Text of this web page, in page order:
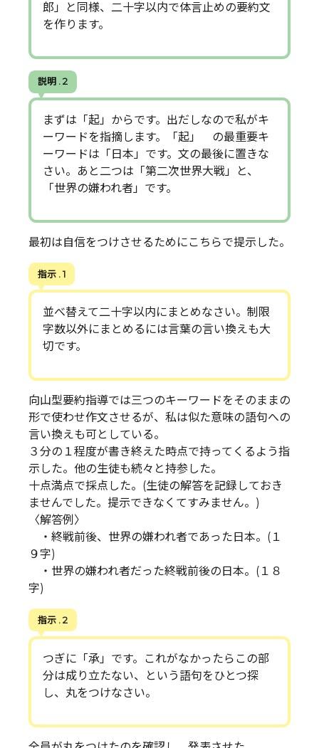
郎」と同様、二十字以内で体言止めの要約文
を作ります。
説明 . 2
まずは「起」からです。出だしなので私がキ
ーワードを指摘します。「起」 の最重要キ
ーワードは「日本」です。文の最後に置きな
さい。あと二つは「第二次世界大戦」と、
「世界の嫌われ者」です。
最初は自信をつけさせるためにこちらで提示した。
指示 . 1
並べ替えて二十字以内にまとめなさい。制限
字数以外にまとめるには言葉の言い換えも大
切です。
向山型要約指導では三つのキーワードをそのままの
形で使わせ作文させるが、私は似た意味の語句への
言い換えも可としている。
３分の１程度が書き終えた時点で持ってくるよう指
示した。他の生徒も続々と持参した。
十点満点で採点した。(生徒の解答を記録しておき
ませんでした。提示できなくてすみません。)
〈解答例〉
・終戦前後、世界の嫌われ者であった日本。(１
９字)
・世界の嫌われ者だった終戦前後の日本。(１８
字)
指示 . 2
つぎに「承」です。これがなかったらこの部
分は成り立たない、という語句をひとつ探
し、丸をつけなさい。